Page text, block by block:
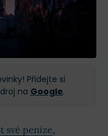
Přidejte si
na Google.
své peníze,